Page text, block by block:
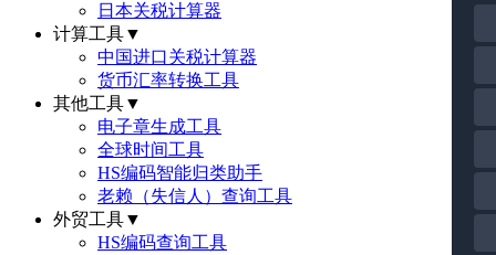
日本关税计算器
计算工具▼
中国进口关税计算器
货币汇率转换工具
其他工具▼
电子章生成工具
全球时间工具
HS编码智能归类助手
老赖（失信人）查询工具
外贸工具▼
HS编码查询工具